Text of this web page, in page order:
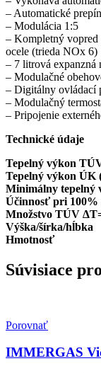
– Automatické
– Modulácia 1:5
– Kompletný vopred
ocele (trieda NOx 6)
– 7 litrová expanzná
– Modulačné
– Digitálny ovládací
– Modulačný
– Pripojenie
Technické údaje
Tepelný výkon
Tepelný výkon ÚK
Minimálny tepelný
Účinnosť pri 100%
Množstvo TÚV
Výška/šírka/hĺbka
Hmotnosť
Súvisiace
Porovnať
IMMERGAS